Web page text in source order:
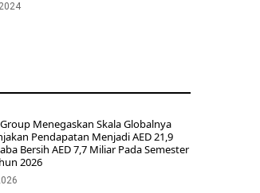
Menegaskan Skala Globalnya
Pendapatan Menjadi AED 21,9
Bersih AED 7,7 Miliar Pada Semester
2026